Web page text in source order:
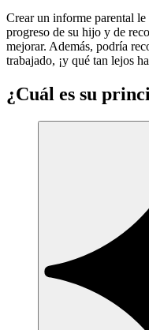
Crear un informe parental
progreso de su hijo y de
mejorar. Además, podría
trabajado, ¡y qué tan lejos
¿Cuál es su